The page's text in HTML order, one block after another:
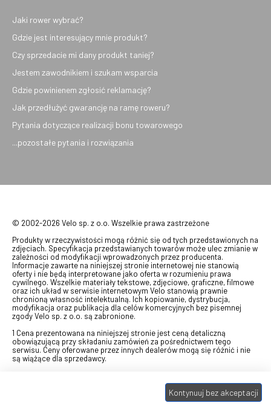
Jaki rower wybrać?
Gdzie jest interesujący mnie produkt?
Czy sprzedacie mi dany produkt taniej?
Jestem zawodnikiem i szukam wsparcia
Gdzie powinienem zgłosić reklamację?
Jak przedłużyć gwarancję na ramę roweru?
Pytania dotyczące realizacji bonu towarowego
...pozostałe pytania i rozwiązania
© 2002-2026 Velo sp. z o.o. Wszelkie prawa zastrzeżone
Produkty w rzeczywistości mogą różnić się od tych przedstawionych na
zdjęciach. Specyfikacja przedstawianych towarów może ulec zmianie w
zależności od modyfikacji wprowadzonych przez producenta.
Informacje zawarte na niniejszej stronie internetowej nie stanowią
oferty i nie będą interpretowane jako oferta w rozumieniu prawa
cywilnego. Wszelkie materiały tekstowe, zdjęciowe, graficzne, filmowe
oraz ich układ w serwisie internetowym Velo stanowią prawnie
chronioną własność intelektualną. Ich kopiowanie, dystrybucja,
modyfikacja oraz publikacja dla celów komercyjnych bez pisemnej
zgody Velo sp. z o.o. są zabronione.
1 Cena prezentowana na niniejszej stronie jest ceną detaliczną
obowiązującą przy składaniu zamówień za pośrednictwem tego
serwisu. Ceny oferowane przez innych dealerów mogą się różnić i nie
są wiążące dla sprzedawcy.
swój bon" na towary z oferty VELO, aktualnie dostępnej na stronie
, w ramach sprzedaży premiowej. Dowiedz się jak
stronie promocji. Prezentowana wartość
Kontynuuj bez akceptacji